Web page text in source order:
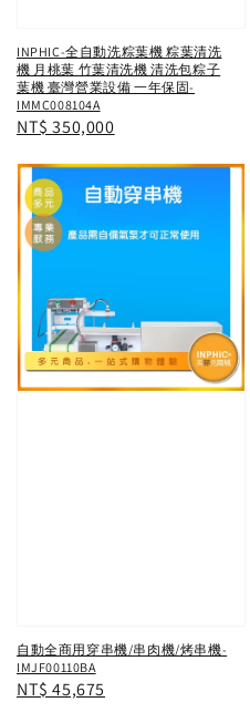
INPHIC-全自動洗粽葉機 粽葉清洗
機 月桃葉 竹葉清洗機 清洗包粽子
葉機 臺灣營業設備 一年保固-
IMMC008104A
Regular
NT$ 350,000
自動全商用穿串機/串肉機/烤串機-
IMJF00110BA
Regular
NT$ 45,675